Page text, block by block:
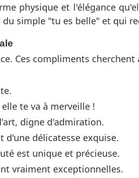
physique et l'élégance
simple "tu es belle" et qui
Ces compliments
te va à merveille !
digne d'admiration.
d'une délicatesse exquise.
est unique et précieuse.
vraiment exceptionnelles.